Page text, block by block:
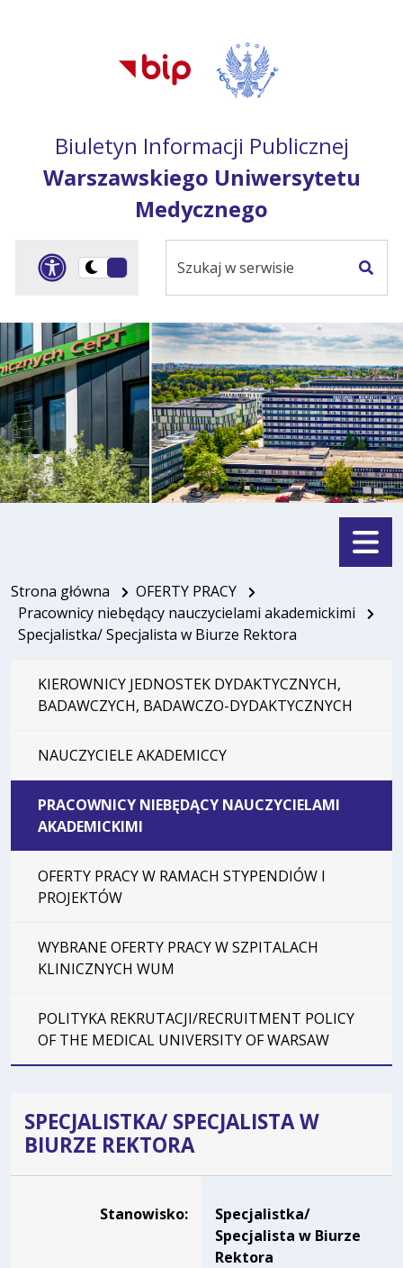
głównego menu
serwisu
Biuletyn Informacji Publicznej
Warszawskiego Uniwersytetu
Medycznego
Panel dostosowania
Przełącz
ciemną
serwisie
Menu
Strona główna
OFERTY PRACY
Pracownicy niebędący nauczycielami akademickimi
Specjalistka/ Specjalista w Biurze Rektora
KIEROWNICY JEDNOSTEK DYDAKTYCZNYCH,
BADAWCZYCH, BADAWCZO-DYDAKTYCZNYCH
NAUCZYCIELE AKADEMICCY
PRACOWNICY NIEBĘDĄCY NAUCZYCIELAMI
AKADEMICKIMI
OFERTY PRACY W RAMACH STYPENDIÓW I
PROJEKTÓW
WYBRANE OFERTY PRACY W SZPITALACH
KLINICZNYCH WUM
POLITYKA REKRUTACJI/RECRUITMENT POLICY
OF THE MEDICAL UNIVERSITY OF WARSAW
SPECJALISTKA/ SPECJALISTA W
BIURZE REKTORA
Stanowisko:
Specjalistka/
Specjalista w Biurze
Rektora